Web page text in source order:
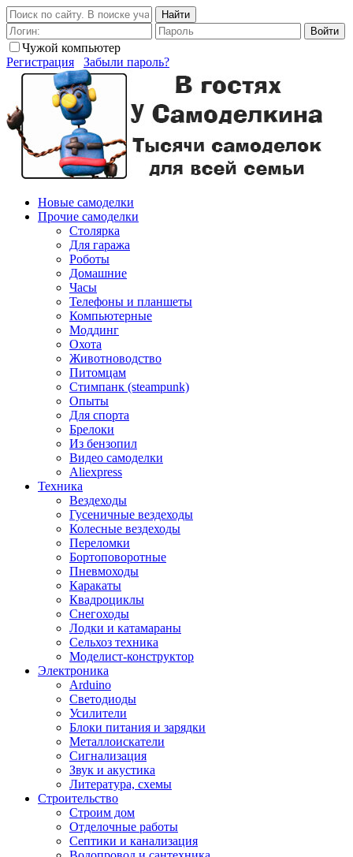
Найти
Войти
Чужой компьютер
Регистрация
Забыли пароль?
Новые самоделки
Прочие самоделки
Столярка
Для гаража
Роботы
Домашние
Часы
Телефоны и планшеты
Компьютерные
Моддинг
Охота
Животноводство
Питомцам
Стимпанк (steampunk)
Опыты
Для спорта
Брелоки
Из бензопил
Видео самоделки
Aliexpress
Техника
Вездеходы
Гусеничные вездеходы
Колесные вездеходы
Переломки
Бортоповоротные
Пневмоходы
Каракаты
Квадроциклы
Снегоходы
Лодки и катамараны
Сельхоз техника
Моделист-конструктор
Электроника
Arduino
Светодиоды
Усилители
Блоки питания и зарядки
Металлоискатели
Сигнализация
Звук и акустика
Литература, схемы
Строительство
Строим дом
Отделочные работы
Септики и канализация